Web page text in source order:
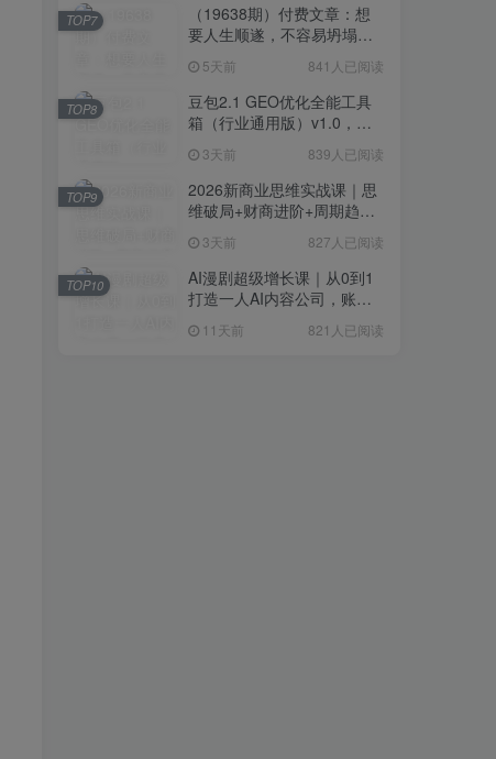
（19638期）付费文章：想
要人生顺遂，不容易坍塌，
5天前 841人已阅读
TOP7
豆包2.1 GEO优化全能工具
箱（行业通用版）v1.0，会
景 3天前 839人已阅读
TOP8
2026新商业思维实战课｜思
维破局+财商进阶+周期趋势
度解析全体系
3天前 827人已阅读
TOP9
AI漫剧超级增长课｜从0到1
打造一人AI内容公司，账号
流程实战
11天前 821人已阅读
TOP10